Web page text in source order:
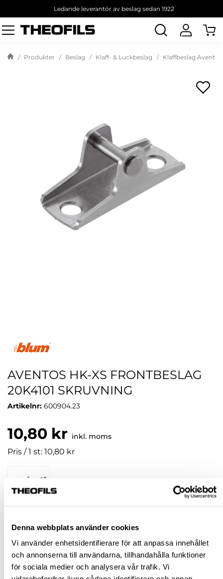
Denna webbplats använder cookies
Vi använder enhetsidentifierare för att anpassa innehållet
och annonserna till användarna, tillhandahålla funktioner
för sociala medier och analysera vår trafik. Vi
Ledande leverantör av beslag sedan 1922
Sök
produkt
Produkter Beslag Klaff- & Luckbeslag Klaffbeslag
AVENTOS HK-XS FRONTBESLAG
20K4101 SKRUVNING
Artikelnr: 600904.23
10,80 kr inkl. moms
Pris / 1 st: 10,80 kr
st
Jönköping butik Slut i lager
Malmö butik Finns i lager